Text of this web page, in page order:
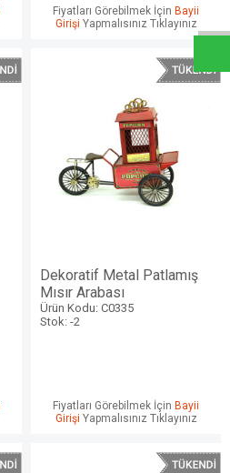
Fiyatları Görebilmek İçin Bayii
Girişi Yapmalısınız Tıklayınız
Dekoratif Metal Patlamış
Mısır Arabası
Ürün Kodu: C0335
Stok: -2
Fiyatları Görebilmek İçin Bayii
Girişi Yapmalısınız Tıklayınız